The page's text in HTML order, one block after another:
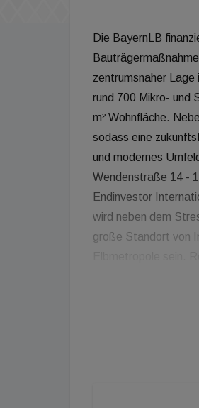
Die BayernLB
zentrumsnaher
rund 700 Mikro- und
m² Wohnfläche.
sodass eine
und modernes
Wendenstraße 14 -
Endinvestor
wird neben dem
große Standort von
Immobilienmarken